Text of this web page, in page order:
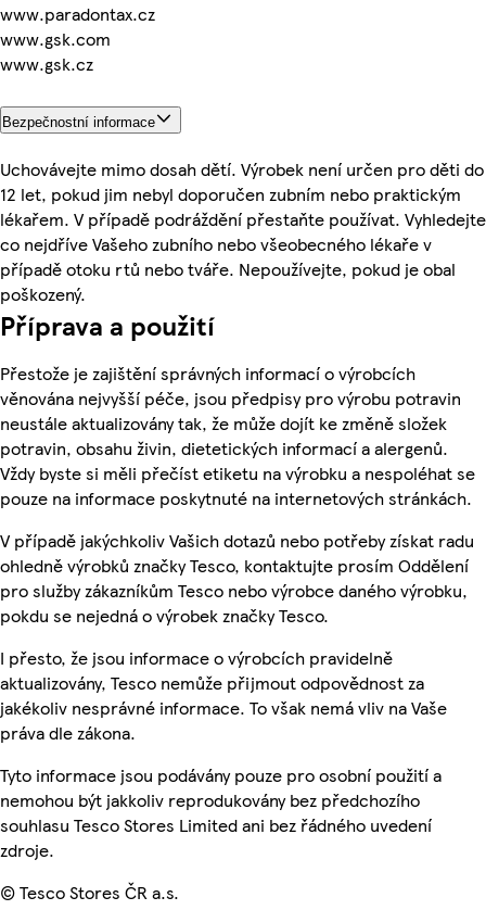
www.paradontax.cz
www.gsk.com
www.gsk.cz
Bezpečnostní informace
Uchovávejte mimo dosah dětí. Výrobek není určen pro děti do
12 let, pokud jim nebyl doporučen zubním nebo praktickým
lékařem. V případě podráždění přestaňte používat. Vyhledejte
co nejdříve Vašeho zubního nebo všeobecného lékaře v
případě otoku rtů nebo tváře. Nepoužívejte, pokud je obal
poškozený.
Příprava a použití
Přestože je zajištění správných informací o výrobcích
věnována nejvyšší péče, jsou předpisy pro výrobu potravin
neustále aktualizovány tak, že může dojít ke změně složek
potravin, obsahu živin, dietetických informací a alergenů.
Vždy byste si měli přečíst etiketu na výrobku a nespoléhat se
pouze na informace poskytnuté na internetových stránkách.
V případě jakýchkoliv Vašich dotazů nebo potřeby získat radu
ohledně výrobků značky Tesco, kontaktujte prosím Oddělení
pro služby zákazníkům Tesco nebo výrobce daného výrobku,
pokdu se nejedná o výrobek značky Tesco.
I přesto, že jsou informace o výrobcích pravidelně
aktualizovány, Tesco nemůže přijmout odpovědnost za
jakékoliv nesprávné informace. To však nemá vliv na Vaše
práva dle zákona.
Tyto informace jsou podávány pouze pro osobní použití a
nemohou být jakkoliv reprodukovány bez předchozího
souhlasu Tesco Stores Limited ani bez řádného uvedení
zdroje.
© Tesco Stores ČR a.s.